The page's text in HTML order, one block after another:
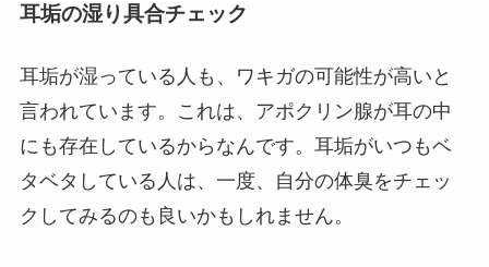
耳垢の湿り具合チェック
耳垢が湿っている人も、ワキガの可能性が高いと
言われています。これは、アポクリン腺が耳の中
にも存在しているからなんです。耳垢がいつもベ
タベタしている人は、一度、自分の体臭をチェッ
クしてみるのも良いかもしれません。